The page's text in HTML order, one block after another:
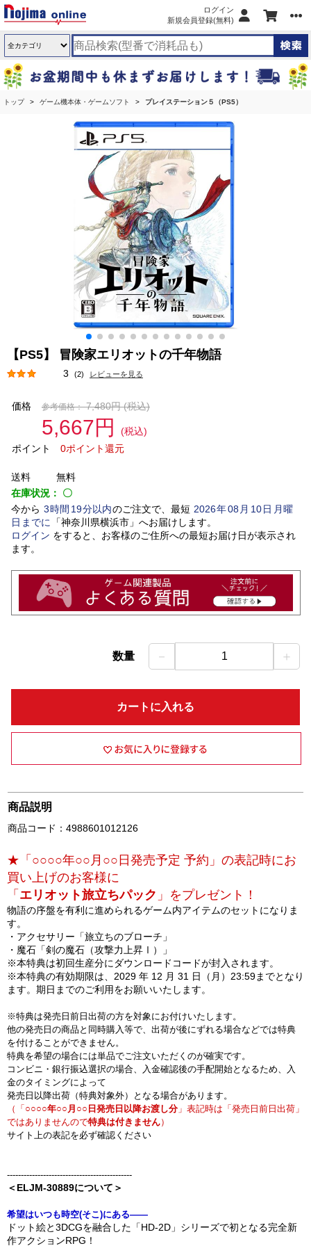
ログイン
新規会員登録(無料)
トップ ゲーム機本体・ゲームソフト プレイステーション５（PS5）
【PS5】 冒険家エリオットの千年物語
3 (2) レビューを見る
価格 参考価格： 7,480円(税込)
5,667円
(税込)
ポイント
0ポイント還元
送料
無料
在庫状況： 〇
今から 3時間 19分以内のご注文で、最短 2026年08 月 10日月曜
日 までに 「神奈川県横浜市」 へお届けします。
ログイン をすると、お客様のご住所への最短お届け日が表示され
ます。
数量 － 1 ＋
カートに入れる
商品説明
商品コード：4988601012126
★「○○○○年○○月○○日発売予定 予約」の表記時にお
買い上げのお客様に
「 エリオット旅立ちパック 」をプレゼント！
物語の序盤を有利に進められるゲーム内アイテムのセットになりま
す。
・アクセサリー「旅立ちのブローチ」
・魔石「剣の魔石（攻撃力上昇Ⅰ）」
※本特典は初回生産分にダウンロードコードが封入されます。
※本特典の有効期限は、2029 年 12 月 31 日（月）23:59までとなり
ます。期日までのご利用をお願いいたします。
※特典は発売日前日出荷の方を対象にお付けいたします。
他の発売日の商品と同時購入等で、出荷が後にずれる場合などでは特典
を付けることができません。
特典を希望の場合には単品でご注文いただくのが確実です。
コンビニ・銀行振込選択の場合、入金確認後の手配開始となるため、入
金のタイミングによって
発売日以降出荷（特典対象外）となる場合があります。
（「 ○○○○年○○月○○日発売日以降お渡し分」表記時は「発売日前日出荷」
ではありませんので特典は付きません）
サイト上の表記を必ず確認ください
---------------------------------------------
＜ELJM-30889について＞
希望はいつも時空(そこ)にある――
ドット絵と3DCGを融合した「HD-2D」シリーズで初となる完全新
作アクションRPG！